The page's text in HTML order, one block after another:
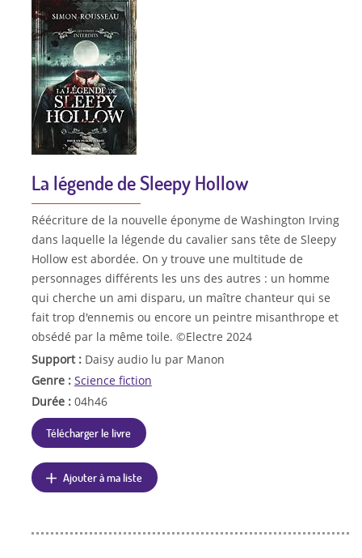
La légende de Sleepy Hollow
Réécriture de la nouvelle éponyme de Washington Irving
dans laquelle la légende du cavalier sans tête de Sleepy
Hollow est abordée. On y trouve une multitude de
personnages différents les uns des autres : un homme
qui cherche un ami disparu, un maître chanteur qui se
fait trop d'ennemis ou encore un peintre misanthrope et
obsédé par la même toile. ©Electre 2024
Support : Daisy audio lu par Manon
Genre : Science fiction
Durée : 04h46
Télécharger le livre
Ajouter à ma liste